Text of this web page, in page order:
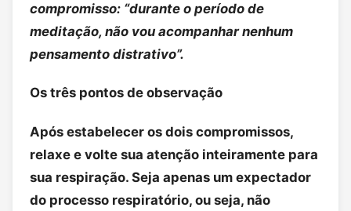
compromisso: “durante o período de
meditação, não vou acompanhar nenhum
pensamento distrativo”.
Os três pontos de observação
Após estabelecer os dois compromissos,
relaxe e volte sua atenção inteiramente para
sua respiração. Seja apenas um expectador
do processo respiratório, ou seja, não